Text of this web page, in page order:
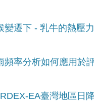
遷下 - 乳牛的熱壓力
率分析如何應用於
EA臺灣地區日